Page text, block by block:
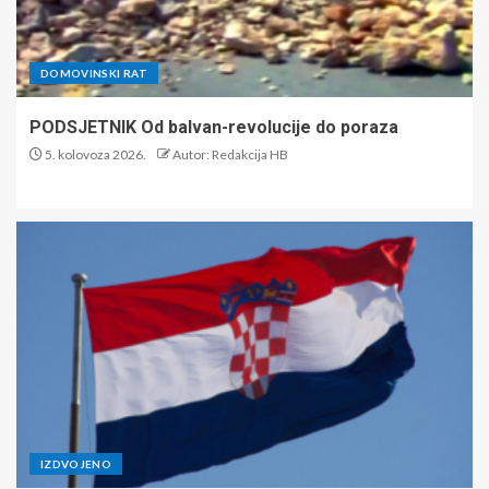
DOMOVINSKI RAT
PODSJETNIK Od balvan-revolucije do poraza
5. kolovoza 2026. Autor: Redakcija HB
IZDVOJENO